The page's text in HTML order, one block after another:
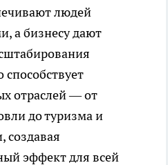
людей
а бизнесу дают
способствует
отраслей — от
до туризма и
эффект для всей